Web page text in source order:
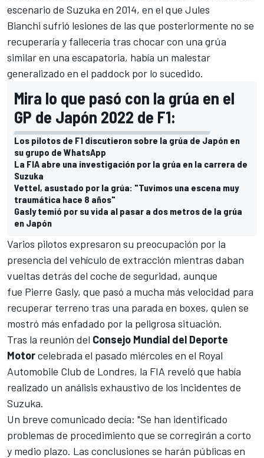
escenario de Suzuka en 2014, en el que Jules
Bianchi sufrió lesiones de las que posteriormente no se
recuperaría y fallecería tras chocar con una grúa
similar en una escapatoria, había un malestar
generalizado en el paddock por lo sucedido.
Mira lo que pasó con la grúa en el
GP de Japón 2022 de F1:
Los pilotos de F1 discutieron sobre la grúa de Japón en
su grupo de WhatsApp
La FIA abre una investigación por la grúa en la carrera de
Suzuka
Vettel, asustado por la grúa: "Tuvimos una escena muy
traumática hace 8 años"
Gasly temió por su vida al pasar a dos metros de la grúa
en Japón
Varios pilotos expresaron su preocupación por la
presencia del vehículo de extracción mientras daban
vueltas detrás del coche de seguridad, aunque
fue Pierre Gasly, que pasó a mucha más velocidad para
recuperar terreno tras una parada en boxes, quien se
mostró más enfadado por la peligrosa situación.
Tras la reunión del Consejo Mundial del Deporte
Motorcelebrada el pasado miércoles en el Royal
Automobile Club de Londres, la FIA reveló que había
realizado un análisis exhaustivo de los incidentes de
Suzuka.
Un breve comunicado decía: "Se han identificado
problemas de procedimiento que se corregirán a corto
y medio plazo. Las conclusiones se harán públicas en